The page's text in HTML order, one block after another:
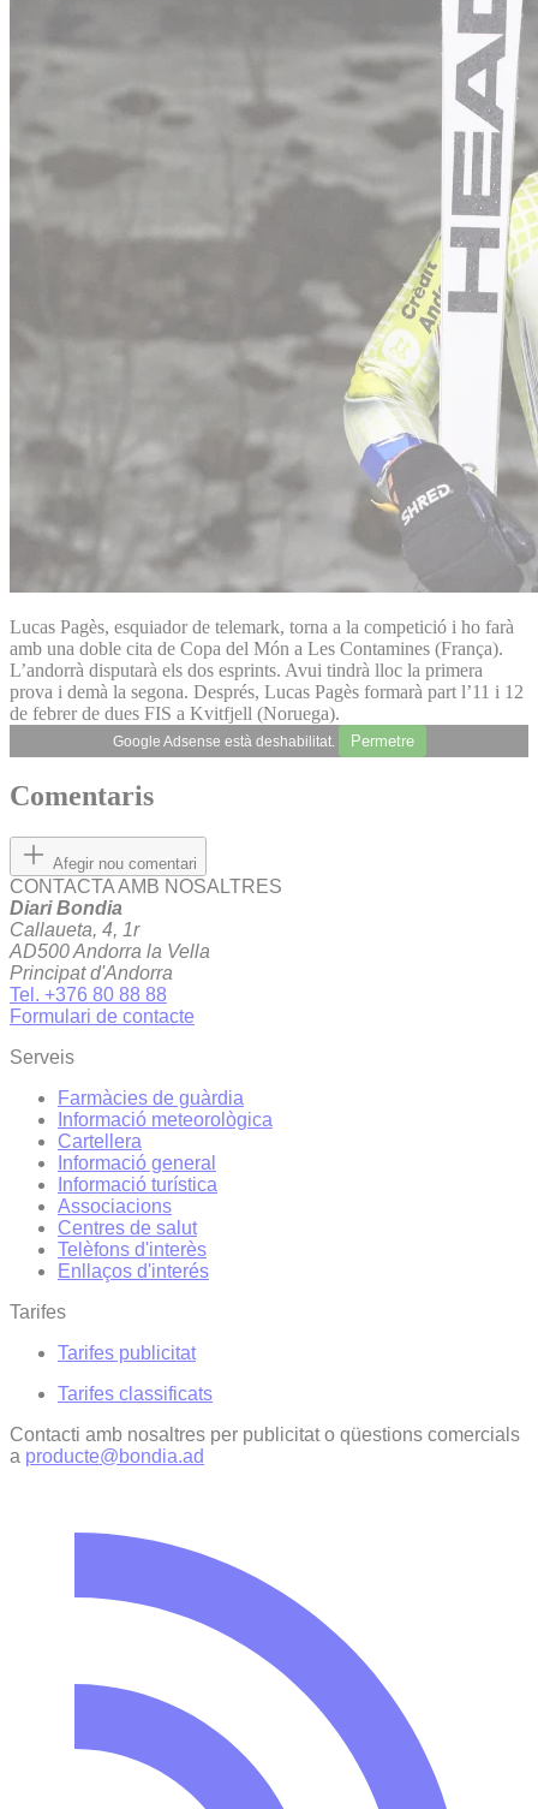
Lucas Pagès, esquiador de telemark, torna a la competició i ho farà
amb una doble cita de Copa del Món a Les Contamines (França).
L’andorrà disputarà els dos esprints. Avui tindrà lloc la primera
prova i demà la segona. Després, Lucas Pagès formarà part l’11 i 12
de febrer de dues FIS a Kvitfjell (Noruega).
Google Adsense està deshabilitat. Permetre
Comentaris
Afegir nou comentari
CONTACTA AMB NOSALTRES
Diari Bondia
Callaueta, 4, 1r
AD500 Andorra la Vella
Principat d'Andorra
Tel. +376 80 88 88
Formulari de contacte
Serveis
Farmàcies de guàrdia
Informació meteorològica
Cartellera
Informació general
Informació turística
Associacions
Centres de salut
Telèfons d'interès
Enllaços d'interés
Tarifes
Tarifes publicitat
Tarifes classificats
Contacti amb nosaltres per publicitat o qüestions comercials
a producte@bondia.ad